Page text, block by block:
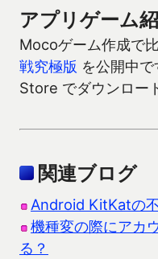
アプリゲーム
Mocoゲーム作成で
戦究極版 を公開中
Store でダウンロー
関連ブログ
Android KitKatの
機種変の際にアカ
る？